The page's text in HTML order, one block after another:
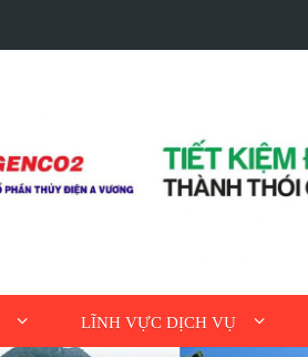
LĨNH VỰC DỊCH VỤ